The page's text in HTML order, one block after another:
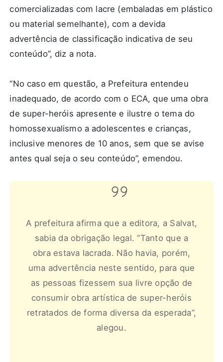
comercializadas com lacre (embaladas em plástico
ou material semelhante), com a devida
advertência de classificação indicativa de seu
conteúdo”, diz a nota.
“No caso em questão, a Prefeitura entendeu
inadequado, de acordo com o ECA, que uma obra
de super-heróis apresente e ilustre o tema do
homossexualismo a adolescentes e crianças,
inclusive menores de 10 anos, sem que se avise
antes qual seja o seu conteúdo”, emendou.
A prefeitura afirma que a editora, a Salvat,
sabia da obrigação legal. “Tanto que a
obra estava lacrada. Não havia, porém,
uma advertência neste sentido, para que
as pessoas fizessem sua livre opção de
consumir obra artística de super-heróis
retratados de forma diversa da esperada”,
alegou.